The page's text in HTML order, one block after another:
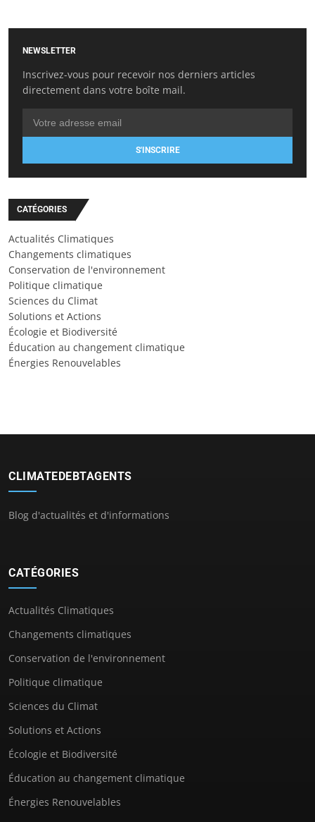
NEWSLETTER
Inscrivez-vous pour recevoir nos derniers articles
directement dans votre boîte mail.
S'INSCRIRE
CATÉGORIES
Actualités Climatiques
Changements climatiques
Conservation de l'environnement
Politique climatique
Sciences du Climat
Solutions et Actions
Écologie et Biodiversité
Éducation au changement climatique
Énergies Renouvelables
CLIMATEDEBTAGENTS
Blog d'actualités et d'informations
CATÉGORIES
Actualités Climatiques
Changements climatiques
Conservation de l'environnement
Politique climatique
Sciences du Climat
Solutions et Actions
Écologie et Biodiversité
Éducation au changement climatique
Énergies Renouvelables